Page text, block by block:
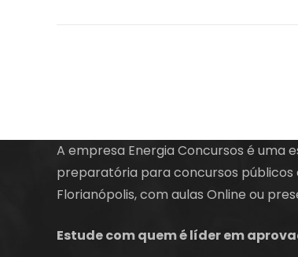
A empresa Energia Concursos é uma
preparatória para concursos públicos
Florianópolis, com aulas Online ou
Estude com quem é líder em